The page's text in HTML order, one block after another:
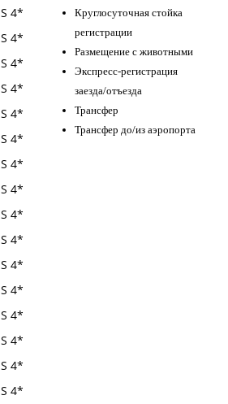
Круглосуточная стойка
регистрации
Размещение с животными
Экспресс-регистрация
заезда/отъезда
Трансфер
Трансфер до/из аэропорта